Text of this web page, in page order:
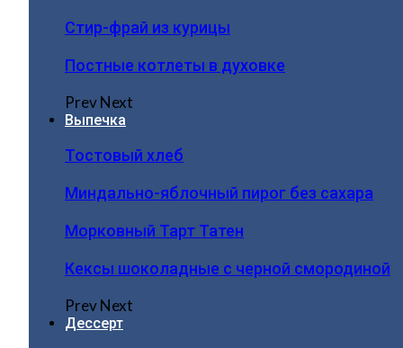
Стир-фрай из курицы
Постные котлеты в духовке
PrevNext
Выпечка
Тостовый хлеб
Миндально-яблочный пирог без сахара
Морковный Тарт Татен
Кексы шоколадные с черной смородиной
PrevNext
Дессерт